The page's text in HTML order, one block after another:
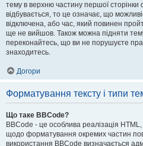
тему в верхню частину першої
відбувається, то це означає, що
відключена, або час, який повинен
ще не вийшов. Також можна підняти
переконайтесь, що ви не порушуєте
знаходитесь.
Догори
Форматування тексту і типи
Що таке BBCode?
BBCode - це особлива реалізація
щодо форматування окремих частин
використання BBCode визначається